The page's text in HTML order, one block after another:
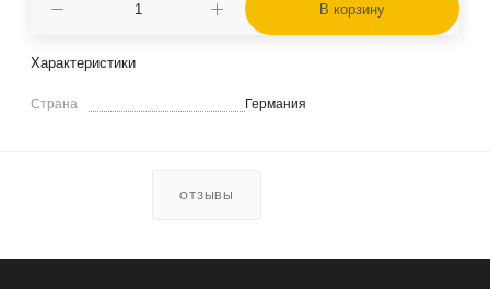
В корзину
Характеристики
Страна Германия
ОТЗЫВЫ